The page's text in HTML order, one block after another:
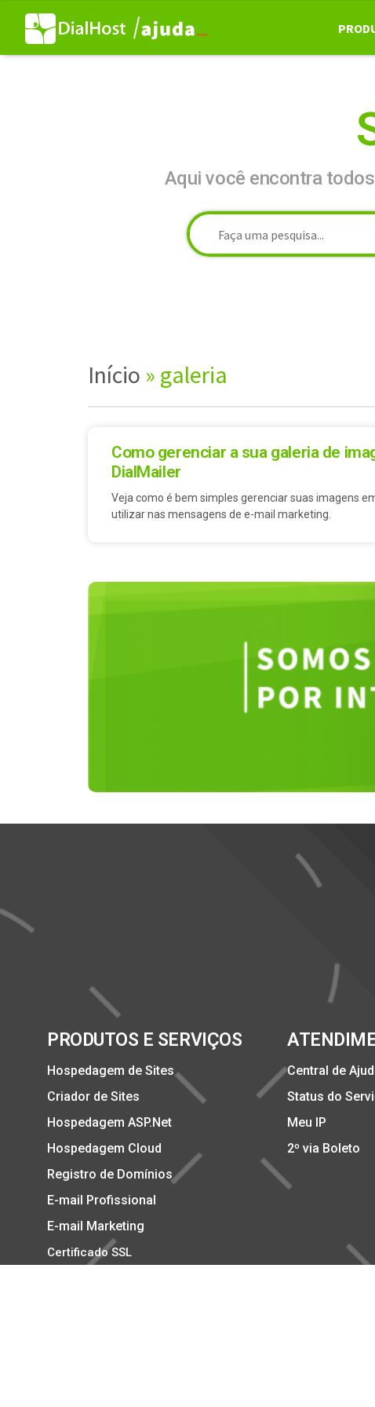
Aqui você encontra
Início » galeria
Como gerenciar a sua galeria de
DialMailer
Veja como é bem simples gerenciar suas imagens
utilizar nas mensagens de e-mail marketing.
PRODUTOS E SERVIÇOS
Hospedagem de Sites
Criador de Sites
Hospedagem ASP.Net
Hospedagem Cloud
Registro de Domínios
E-mail Profissional
E-mail Marketing
Certificado SSL
Central de
Status do
Meu IP
2º via Boleto